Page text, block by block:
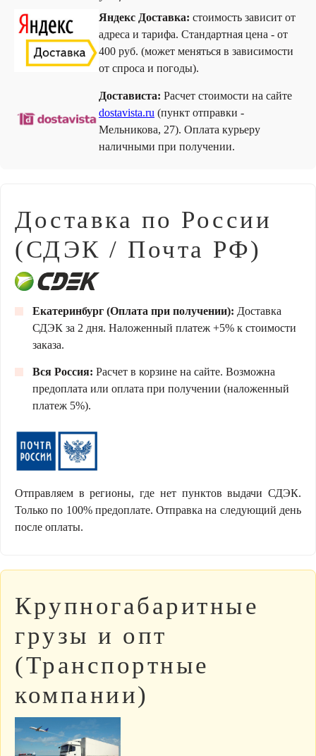
Яндекс Доставка: стоимость зависит от
адреса и тарифа. Стандартная цена - от
400 руб. (может меняться в зависимости
от спроса и погоды).
Достависта: Расчет стоимости на сайте
dostavista.ru (пункт отправки -
Мельникова, 27). Оплата курьеру
наличными при получении.
Доставка по России
(СДЭК / Почта РФ)
Екатеринбург (Оплата при получении): Доставка
СДЭК за 2 дня. Наложенный платеж +5% к стоимости
заказа.
Вся Россия: Расчет в корзине на сайте. Возможна
предоплата или оплата при получении (наложенный
платеж 5%).
Отправляем в регионы, где нет пунктов выдачи СДЭК.
Только по 100% предоплате. Отправка на следующий день
после оплаты.
Крупногабаритные
грузы и опт
(Транспортные
компании)